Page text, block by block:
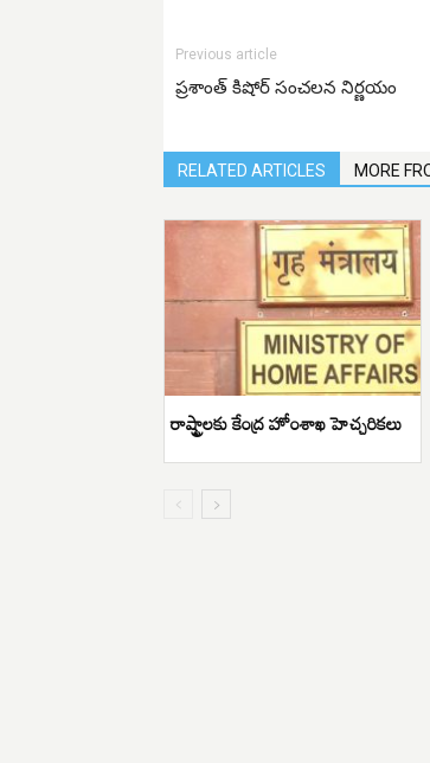
Previous article
ప్రశాంత్ కిషోర్ సంచలన నిర్ణయం
RELATED ARTICLES MORE
రాష్ట్రాలకు కేంద్ర హోంశాఖ హెచ్చరికలు